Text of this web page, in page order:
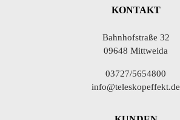
KONTAKT
Bahnhofstraße 32
09648 Mittweida
03727/5654800
info@teleskopeffekt.de